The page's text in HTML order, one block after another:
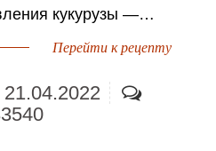
кукурузы —…
Перейти к рецепту
21.04.2022